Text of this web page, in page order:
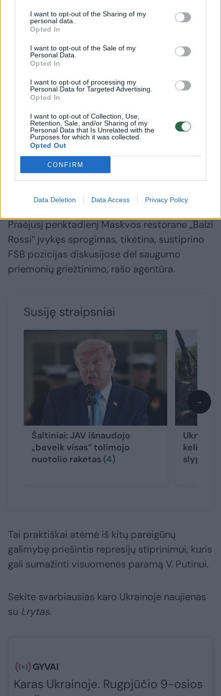
I want to opt-out of the Sharing of my
personal data.
Opted In
I want to opt-out of the Sale of my
Personal Data.
Opted In
I want to opt-out of processing my
Personal Data for Targeted Advertising.
Opted In
I want to opt-out of Collection, Use,
Retention, Sale, and/or Sharing of my
Personal Data that Is Unrelated with the
Purposes for which it was collected.
Opted Out
CONFIRM
Data Deletion Data Access Privacy Policy
Antroji FSB tarnyba, atsakinga už
visišką veiksmų laisvę tirti bet kokių asmenų
veiklą ir praktiškai nėra niekam atskaitinga,
teigė trys agentūros šaltiniai.
FSB plečia savo įtaką be akivaizdžių ribų, o
kiti aukšto rango pareigūnai, tarp jų – už
vidaus politiką atsakingas pirmasis
prezidento administracijos vadovo
pavaduotojas Sergejus Kirijenka, praranda
Praėjusį penktadienį Maskvos restorane „Balzi
Rossi“ įvykęs sprogimas, tikėtina, sustiprino
FSB pozicijas diskusijose dėl saugumo
priemonių griežtinimo, rašo agentūra.
Susiję straipsniai
Šaltiniai: JAV išnaudojo
„beveik visas“ tolimojo
nuotolio raketas (4)
keliantis
slypi
→
Tai praktiškai atėmė iš kitų pareigūnų
galimybę priešintis represijų stiprinimui, kuris
gali sumažinti visuomenės paramą V. Putinui.
Sekite svarbiausias karo Ukrainoje naujienas
su Lrytas.​​​
GYVAI
Karas Ukrainoje. Rugpjūčio 9-osios